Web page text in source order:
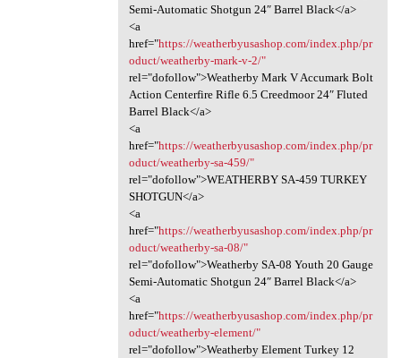
Semi-Automatic Shotgun 24″ Barrel Black</a>
<a
href="https://weatherbyusashop.com/index.php/pr
oduct/weatherby-mark-v-2/"
rel="dofollow">Weatherby Mark V Accumark Bolt
Action Centerfire Rifle 6.5 Creedmoor 24″ Fluted
Barrel Black</a>
<a
href="https://weatherbyusashop.com/index.php/pr
oduct/weatherby-sa-459/"
rel="dofollow">WEATHERBY SA-459 TURKEY
SHOTGUN</a>
<a
href="https://weatherbyusashop.com/index.php/pr
oduct/weatherby-sa-08/"
rel="dofollow">Weatherby SA-08 Youth 20 Gauge
Semi-Automatic Shotgun 24″ Barrel Black</a>
<a
href="https://weatherbyusashop.com/index.php/pr
oduct/weatherby-element/"
rel="dofollow">Weatherby Element Turkey 12